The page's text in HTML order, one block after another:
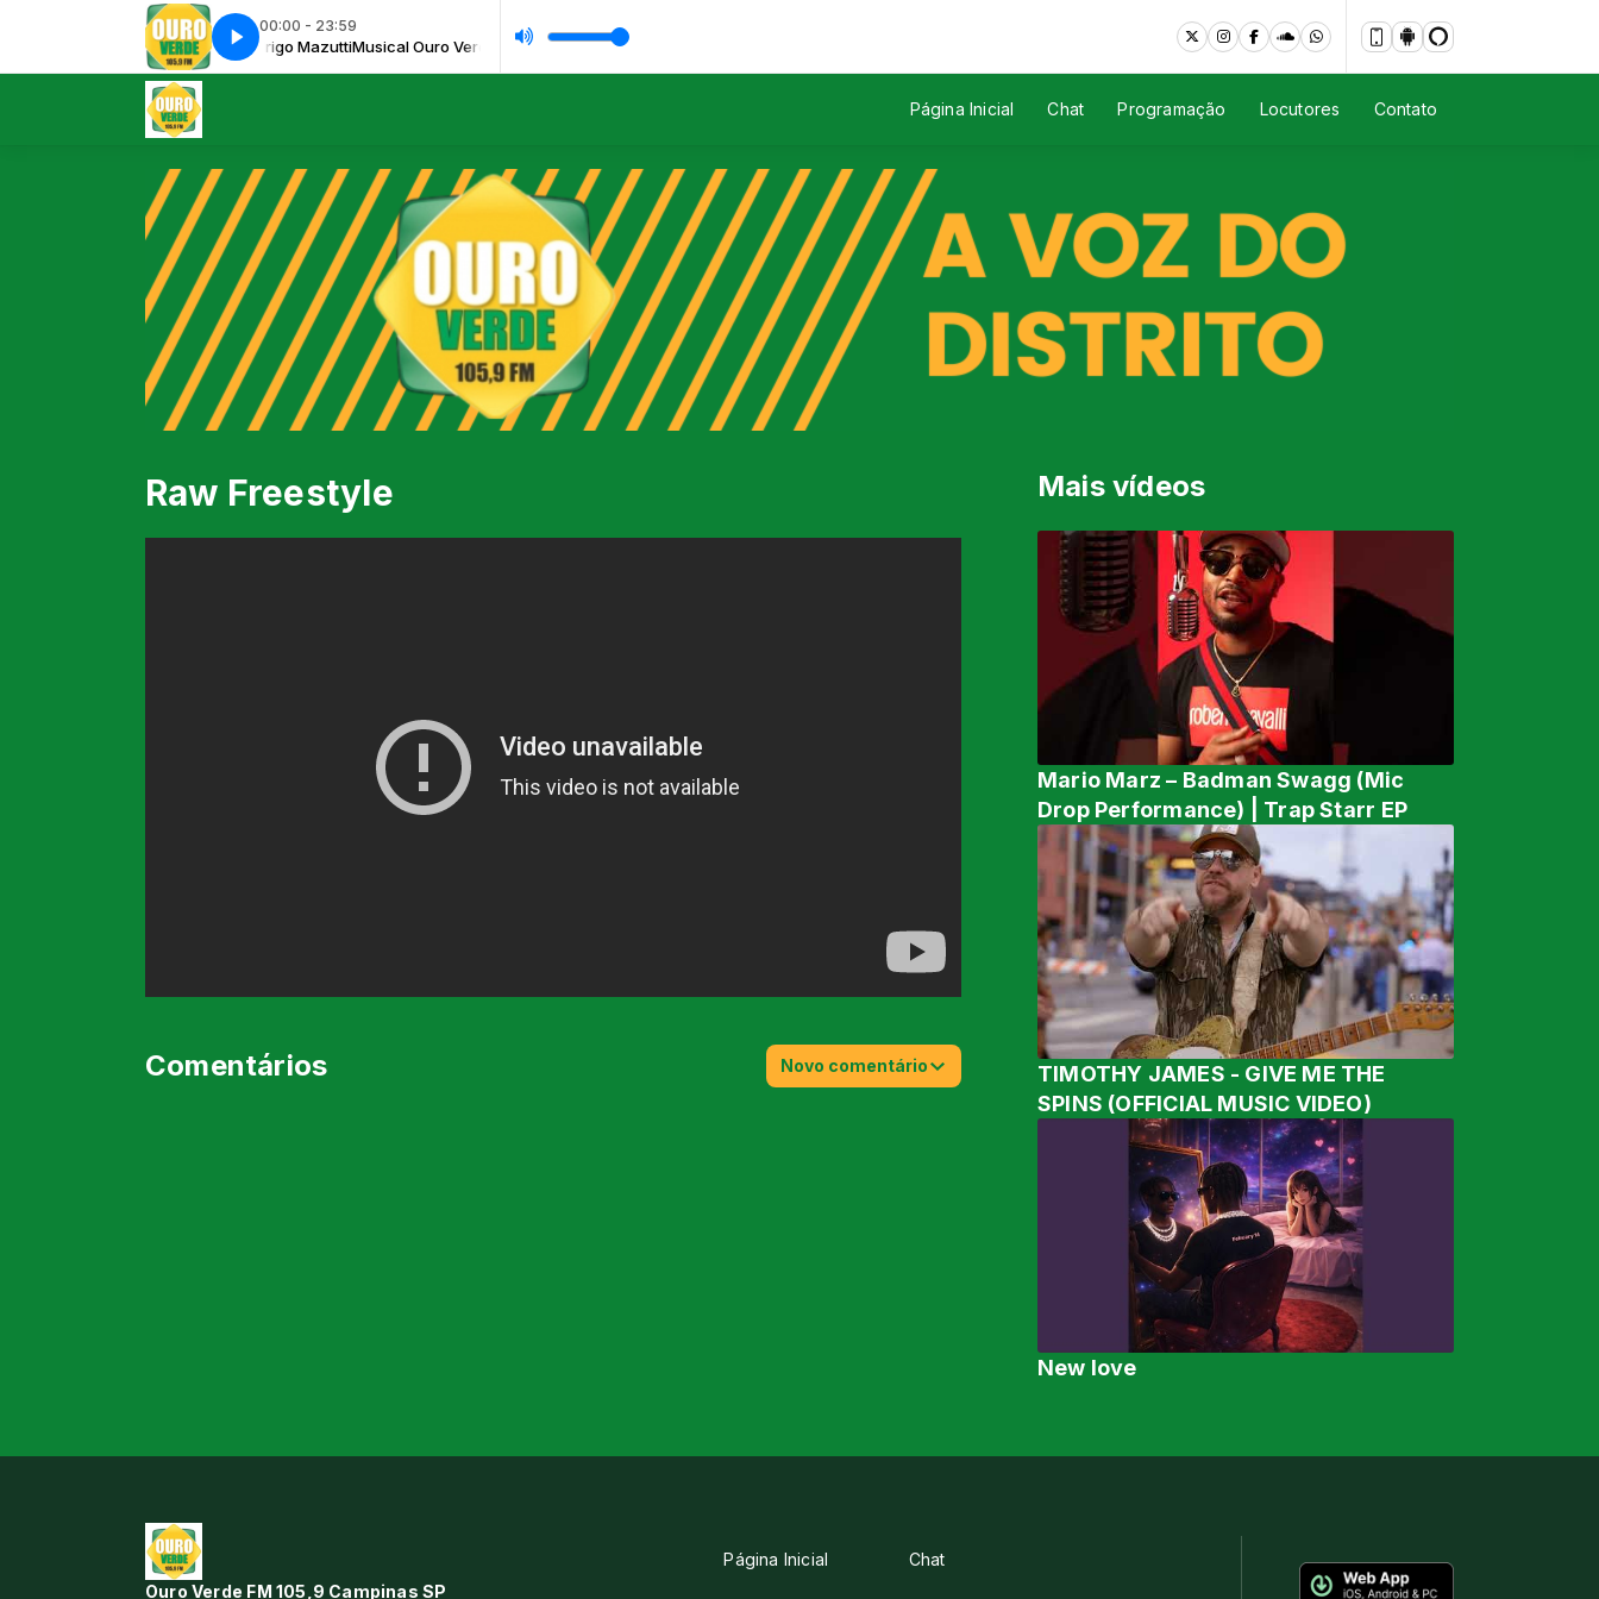
00:00 - 23:59
Musical Ouro Verde FM com Rodrigo MazuttiMusical Ouro Verde FM com Rodrigo Mazutti
Stephen Dane - Where are you nowStephen Dane - Where are you now
Página Inicial Chat Programação Locutores Contato
Raw Freestyle Mais vídeos
Mario Marz – Badman Swagg (Mic
Drop Performance) | Trap Starr EP
TIMOTHY JAMES - GIVE ME THE
SPINS (OFFICIAL MUSIC VIDEO)
New love
Comentários Novo comentário
Ouro Verde FM 105,9 Campinas SP
Página Inicial Chat